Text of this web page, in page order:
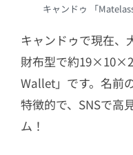
キャンドゥ 「
キャンドゥで現在、
財布型で約
Wallet」です。名前
特徴的で、SNSで高
ム！